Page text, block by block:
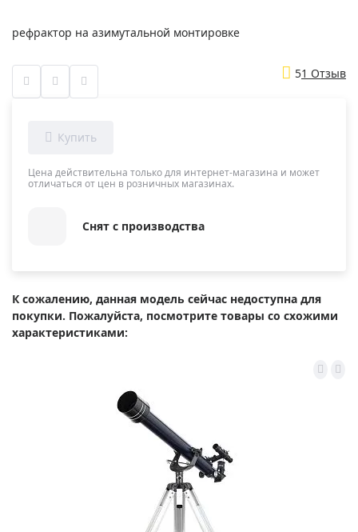
рефрактор на азимутальной монтировке
51 Отзыв
Цена действительна только для интернет-магазина и может
отличаться от цен в розничных магазинах.
Снят с производства
К сожалению, данная модель сейчас недоступна для
покупки. Пожалуйста, посмотрите товары со схожими
характеристиками: